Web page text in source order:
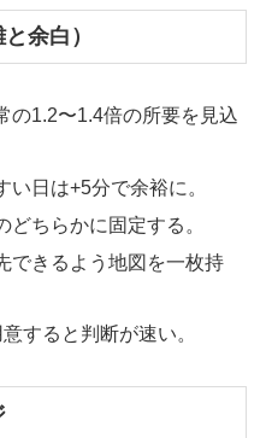
余白）
1.2〜1.4倍の所要を見込
日は+5分で余裕に。
ちらかに固定する。
できるよう地図を一枚持
すると判断が速い。